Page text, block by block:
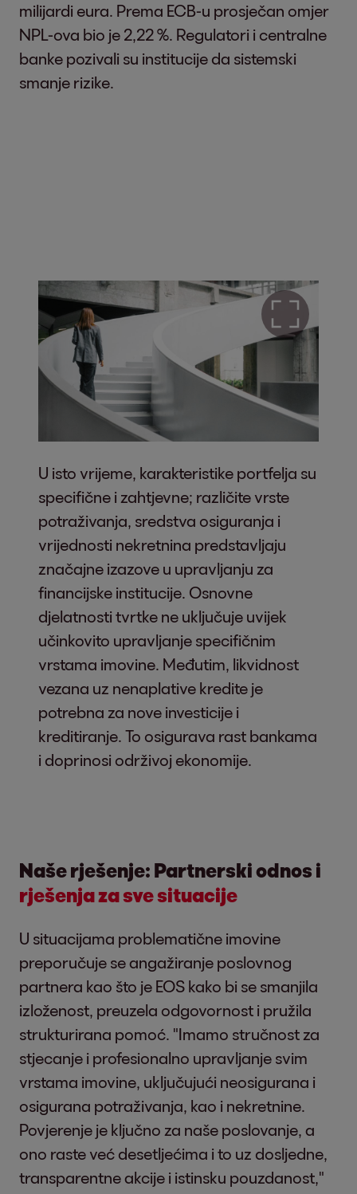
milijardi eura. Prema ECB-u prosječan omjer
NPL-ova bio je 2,22 %. Regulatori i centralne
banke pozivali su institucije da sistemski
smanje rizike.
U isto vrijeme, karakteristike portfelja su
specifične i zahtjevne; različite vrste
potraživanja, sredstva osiguranja i
vrijednosti nekretnina predstavljaju
značajne izazove u upravljanju za
financijske institucije. Osnovne
djelatnosti tvrtke ne uključuje uvijek
učinkovito upravljanje specifičnim
vrstama imovine. Međutim, likvidnost
vezana uz nenaplative kredite je
potrebna za nove investicije i
kreditiranje. To osigurava rast bankama
i doprinosi održivoj ekonomije.
Naše rješenje: Partnerski odnos i
rješenja za sve situacije
U situacijama problematične imovine
preporučuje se angažiranje poslovnog
partnera kao što je EOS kako bi se smanjila
izloženost, preuzela odgovornost i pružila
strukturirana pomoć. "Imamo stručnost za
stjecanje i profesionalno upravljanje svim
vrstama imovine, uključujući neosigurana i
osigurana potraživanja, kao i nekretnine.
Povjerenje je ključno za naše poslovanje, a
ono raste već desetljećima i to uz dosljedne,
transparentne akcije i istinsku pouzdanost,"